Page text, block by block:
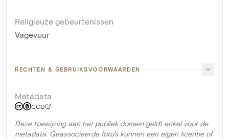
Religieuze gebeurtenissen
Vagevuur
RECHTEN & GEBRUIKSVOORWAARDEN
Metadata
CC0
Deze toewijzing aan het publiek domein geldt enkel voor de
metadata. Geassocieerde foto's kunnen een eigen licentie of